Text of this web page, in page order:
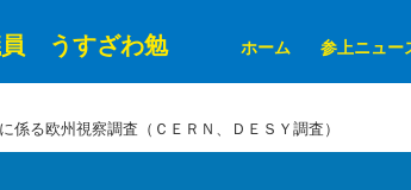
員 うすざわ勉 ホーム 参上ニュー
係る欧州視察調査（ＣＥＲＮ、ＤＥＳＹ調査）